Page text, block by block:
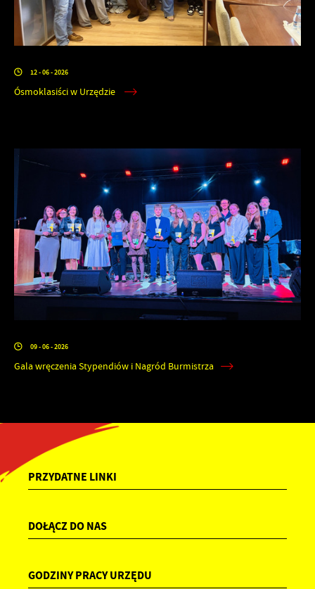
12 - 06 - 2026
Ósmoklasiści w Urzędzie
09 - 06 - 2026
Gala wręczenia Stypendiów i Nagród Burmistrza
PRZYDATNE LINKI
DOŁĄCZ DO NAS
GODZINY PRACY URZĘDU